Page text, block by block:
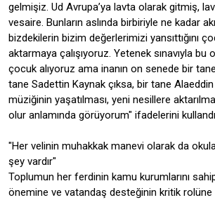
gelmişiz. Ud Avrupa’ya lavta olarak gitmiş,
vesaire. Bunların aslında birbiriyle ne kadar
bizdekilerin bizim değerlerimizi yansıttığını
aktarmaya çalışıyoruz. Yetenek sınavıyla bu
çocuk alıyoruz ama inanın on senede bir
tane Sadettin Kaynak çıksa, bir tane
müziğinin yaşatılması, yeni nesillere
olur anlamında görüyorum" ifadelerini
"Her velinin muhakkak manevi olarak da
şey vardır"
Toplumun her ferdinin kamu kurumlarını
önemine ve vatandaş desteğinin kritik rolüne